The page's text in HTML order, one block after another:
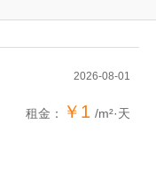
2026-08-01
租金： ￥1 /m²·天